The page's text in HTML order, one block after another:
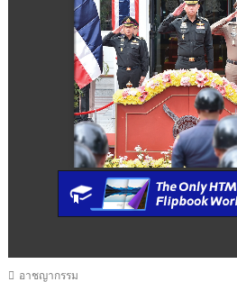
อาชญากรรม